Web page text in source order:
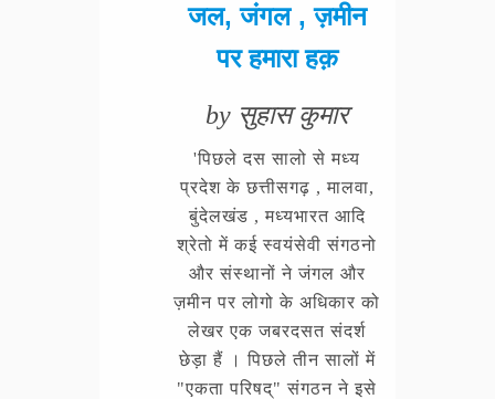
जल, जंगल , ज़मीन
पर हमारा हक़
by सुहास कुमार
'पिछले दस सालो से मध्य
प्रदेश के छत्तीसगढ़ , मालवा,
बुंदेलखंड , मध्यभारत आदि
श्रेतो में कई स्वयंसेवी संगठनो
और संस्थानों ने जंगल और
ज़मीन पर लोगो के अधिकार को
लेखर एक जबरदसत संदर्श
छेड़ा हैं । पिछले तीन सालों में
"एकता परिषद्" संगठन ने इसे